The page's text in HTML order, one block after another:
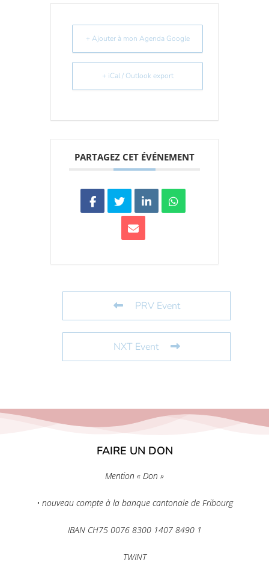
+ Ajouter à mon Agenda Google
+ iCal / Outlook export
PARTAGEZ CET ÉVÉNEMENT
PRV Event
NXT Event
FAIRE UN DON
Mention « Don »
• nouveau compte à la banque cantonale de Fribourg
IBAN CH75 0076 8300 1407 8490 1
TWINT